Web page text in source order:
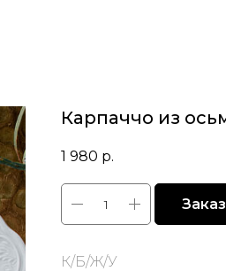
Карпаччо из
1 980 р.
К/Б/Ж/У